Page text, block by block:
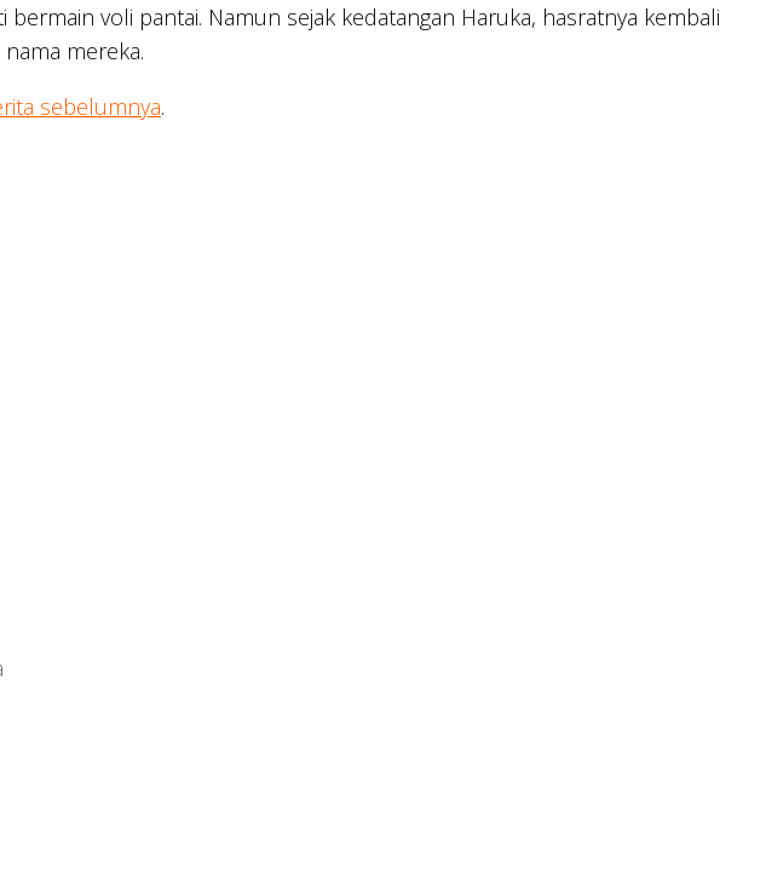
voli pantai. Namun sejak kedatangan Haruka, hasratnya kembali
mereka.
sebelumnya.